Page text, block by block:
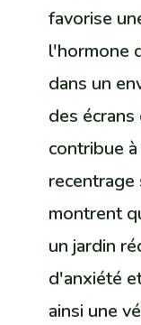
favorise
l'hormone
dans un
des
contribue
recentrage
montrent
un jardin
d'anxiété
ainsi une